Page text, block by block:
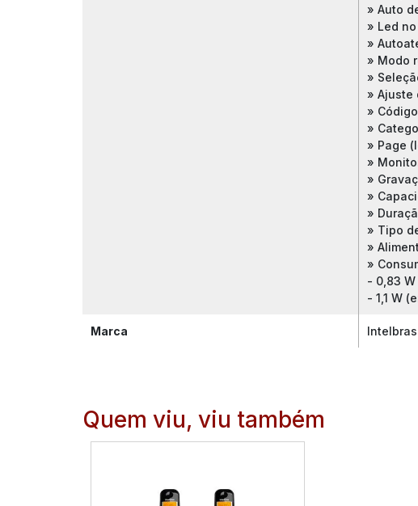
» Auto
» Led
»
» Modo
»
» Ajuste
»
»
» Page
»
»
»
»
» Tipo
»
»
- 0,83
- 1,1 W
Marca Intelbras
Quem viu, viu também